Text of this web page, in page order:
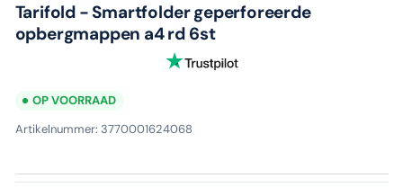
Tarifold - Smartfolder geperforeerde
opbergmappen a4 rd 6st
OP VOORRAAD
Artikelnummer: 3770001624068